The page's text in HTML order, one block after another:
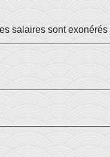
salaires sont exonérés